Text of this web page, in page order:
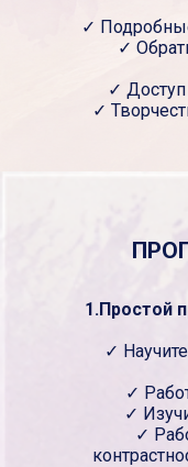
✓
✓
✓
✓
1.Простой
✓
✓
✓
✓